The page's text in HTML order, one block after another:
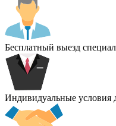
Бесплатный выезд
Индивидуальные условия